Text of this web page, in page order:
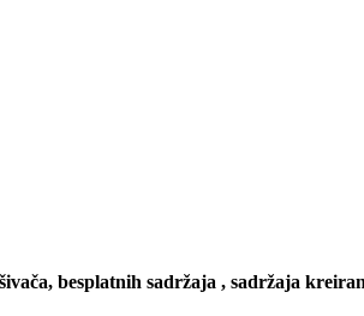
besplatnih sadržaja , sadržaja